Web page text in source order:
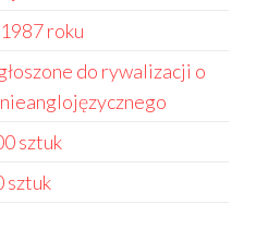
roku
do rywalizacji o
sztuk
sztuk